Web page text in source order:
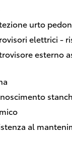
urto
elettrici -
esterno
al